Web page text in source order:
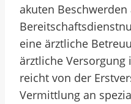
akuten
eine ärztliche
ärztliche
reicht von der
Vermittlung an